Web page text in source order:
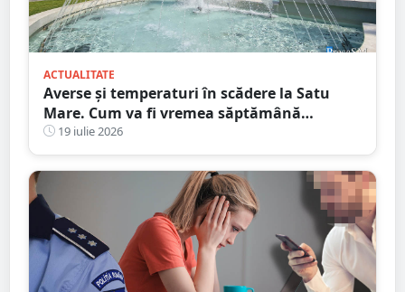
ACTUALITATE
Averse și temperaturi în scădere la Satu
Mare. Cum va fi vremea săptămână
următoare
19 iulie 2026